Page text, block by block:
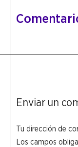
Enviar un
Tu dirección de
Los campos